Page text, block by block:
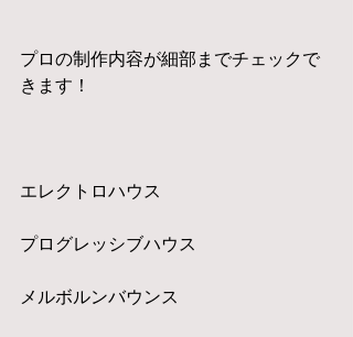
プロの制作内容が細部までチェックで
きます！
エレクトロハウス
プログレッシブハウス
メルボルンバウンス